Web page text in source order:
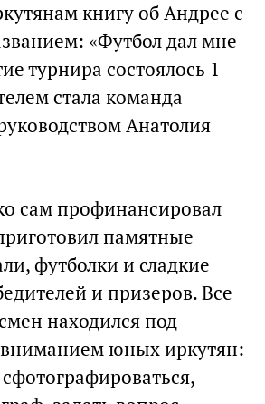
книгу об Андрее с
«Футбол дал мне
турнира состоялось 1
стала команда
Анатолия
сам профинансировал
памятные
футболки и сладкие
и призеров. Все
находился под
юных иркутян: